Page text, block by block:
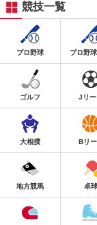
競技一覧
プロ野球 プロ野
ゴルフ Jリ
大相撲 Bリ
地方競馬 卓球